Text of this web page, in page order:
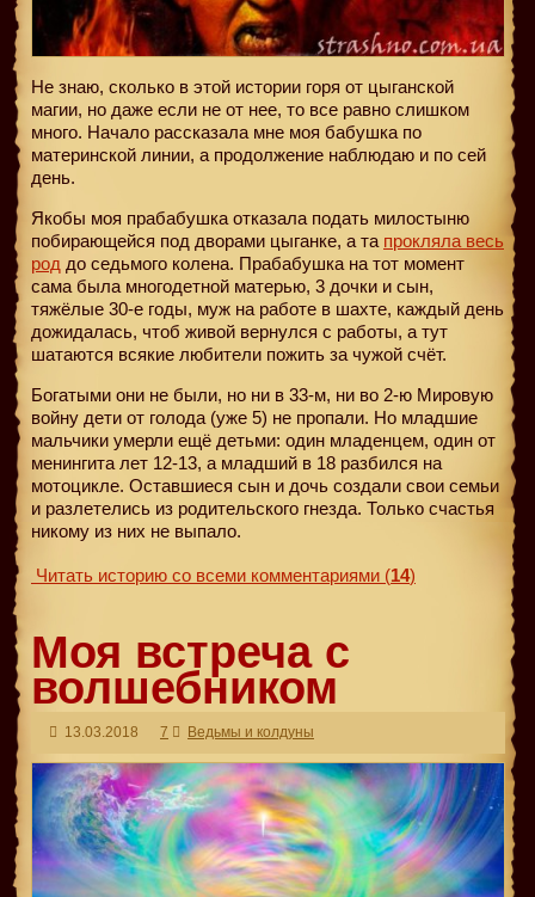
Не знаю, сколько в этой истории горя от цыганской
магии, но даже если не от нее, то все равно слишком
много. Начало рассказала мне моя бабушка по
материнской линии, а продолжение наблюдаю и по сей
день.
Якобы моя прабабушка отказала подать милостыню
побирающейся под дворами цыганке, а та прокляла весь
род до седьмого колена. Прабабушка на тот момент
сама была многодетной матерью, 3 дочки и сын,
тяжёлые 30-е годы, муж на работе в шахте, каждый день
дожидалась, чтоб живой вернулся с работы, а тут
шатаются всякие любители пожить за чужой счёт.
Богатыми они не были, но ни в 33-м, ни во 2-ю Мировую
войну дети от голода (уже 5) не пропали. Но младшие
мальчики умерли ещё детьми: один младенцем, один от
менингита лет 12-13, а младший в 18 разбился на
мотоцикле. Оставшиеся сын и дочь создали свои семьи
и разлетелись из родительского гнезда. Только счастья
никому из них не выпало.
Читать историю со всеми комментариями (14)
Моя встреча с
волшебником
13.03.2018 7 Ведьмы и колдуны